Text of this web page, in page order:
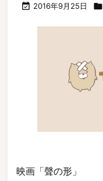
 2016年9月25日 
映画「聲の形」